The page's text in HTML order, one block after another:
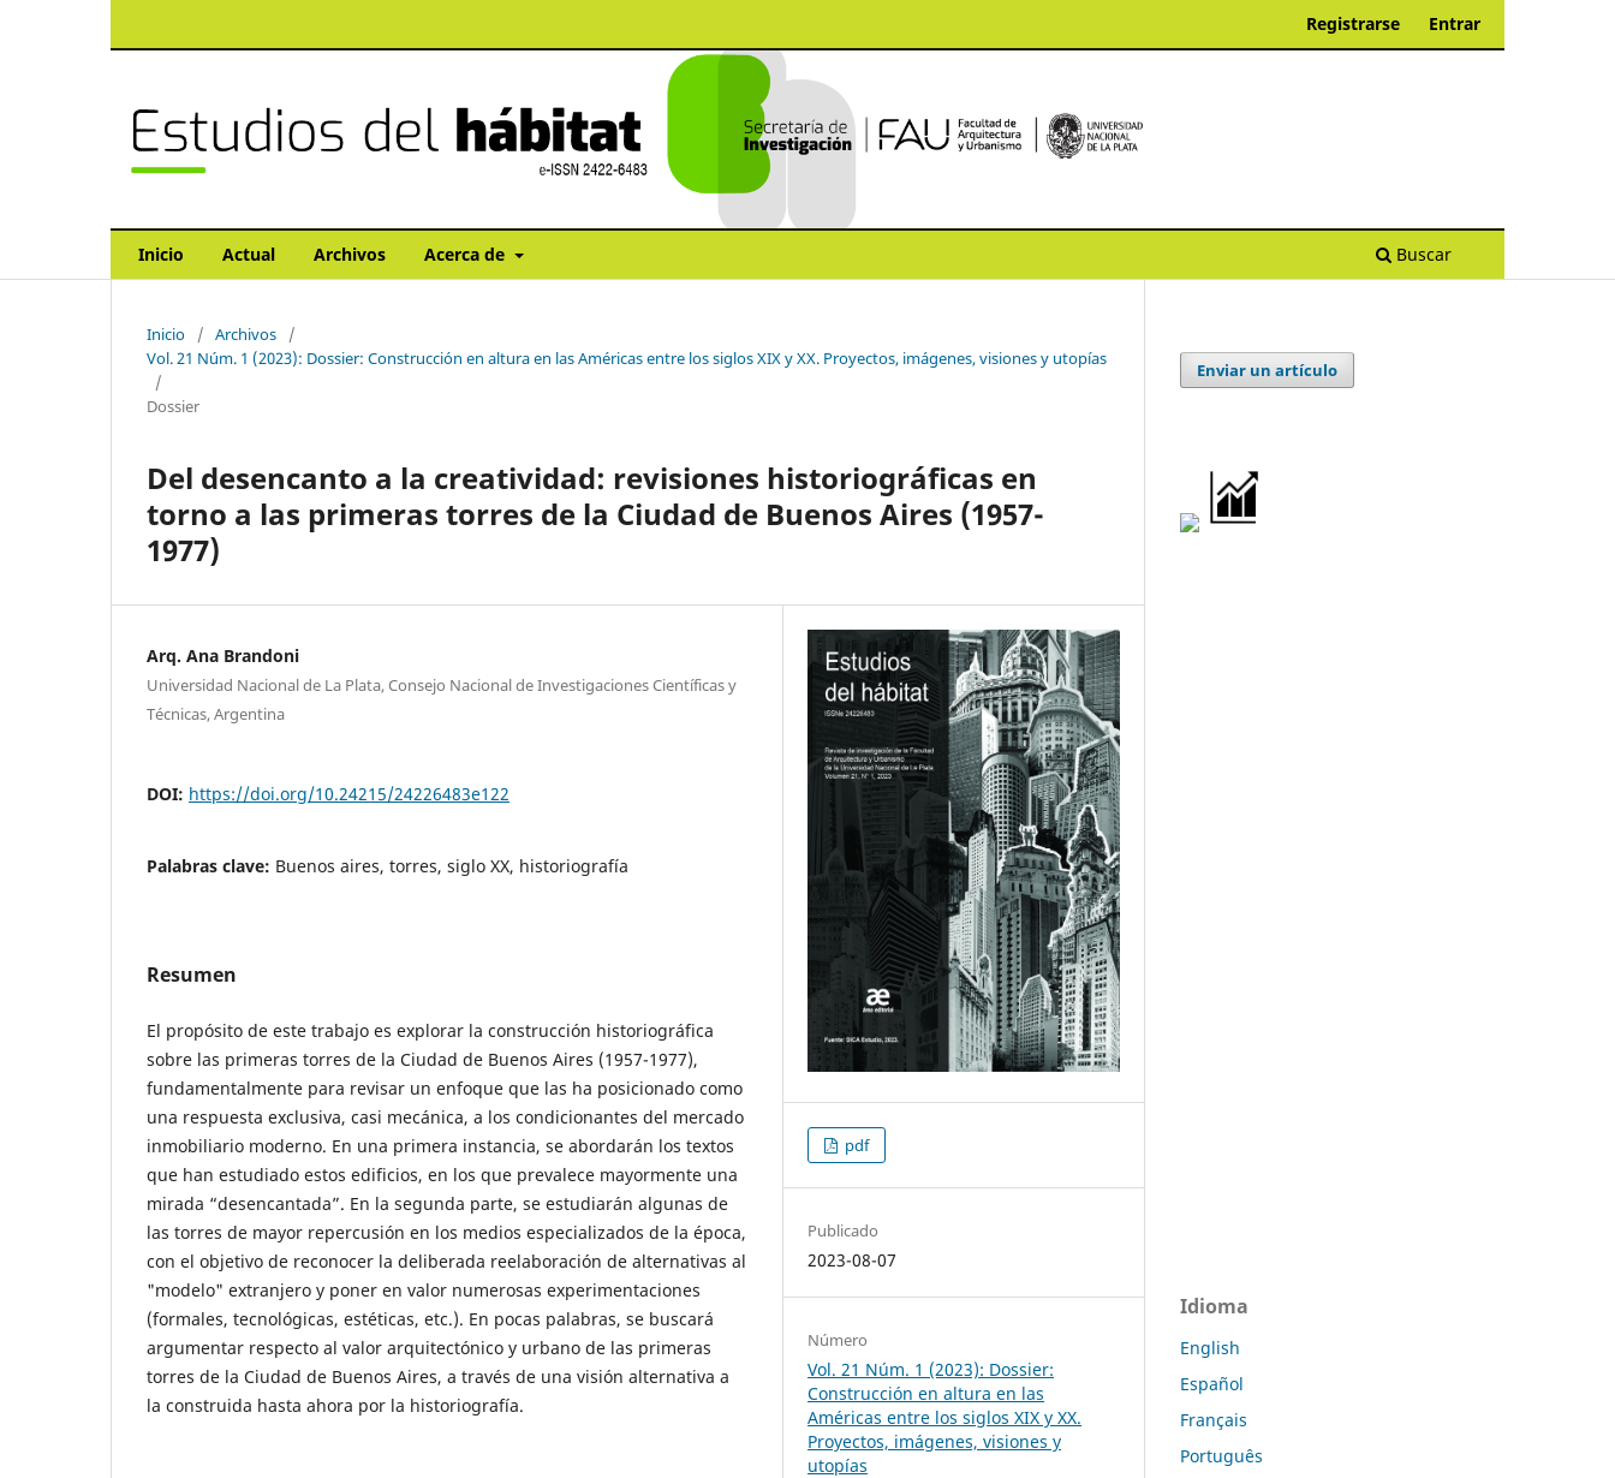
Inicio Actual Archivos Acerca de Buscar
Registrarse Entrar
Inicio / Archivos
/
Vol. 21 Núm. 1 (2023): Dossier: Construcción en altura en las Américas entre los siglos XIX y XX. Proyectos, imágenes, visiones y utopías
/
Dossier
Del desencanto a la creatividad: revisiones historiográficas en
torno a las primeras torres de la Ciudad de Buenos Aires (1957-
1977)
Arq. Ana Brandoni
Universidad Nacional de La Plata, Consejo Nacional de Investigaciones Científicas y
Técnicas, Argentina
DOI: https://doi.org/10.24215/24226483e122
Palabras clave: Buenos aires, torres, siglo XX, historiografía
Resumen
El propósito de este trabajo es explorar la construcción historiográfica
sobre las primeras torres de la Ciudad de Buenos Aires (1957-1977),
fundamentalmente para revisar un enfoque que las ha posicionado como
una respuesta exclusiva, casi mecánica, a los condicionantes del mercado
inmobiliario moderno. En una primera instancia, se abordarán los textos
que han estudiado estos edificios, en los que prevalece mayormente una
mirada “desencantada”. En la segunda parte, se estudiarán algunas de
las torres de mayor repercusión en los medios especializados de la época,
con el objetivo de reconocer la deliberada reelaboración de alternativas al
"modelo" extranjero y poner en valor numerosas experimentaciones
(formales, tecnológicas, estéticas, etc.). En pocas palabras, se buscará
argumentar respecto al valor arquitectónico y urbano de las primeras
torres de la Ciudad de Buenos Aires, a través de una visión alternativa a
la construida hasta ahora por la historiografía.
pdf
Publicado
2023-08-07
Número
Vol. 21 Núm. 1 (2023): Dossier:
Construcción en altura en las
Américas entre los siglos XIX y XX.
Proyectos, imágenes, visiones y
utopías
Enviar un artículo
Idioma
English
Español
Français
Português